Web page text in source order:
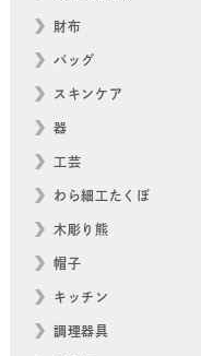
財布
バッグ
スキンケア
器
工芸
わら細工たくぼ
木彫り熊
帽子
キッチン
調理器具